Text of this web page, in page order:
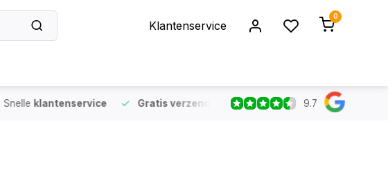
Klantenservice
0
Snelleklantenservice Gratis verzending vanaf €75 (NL & BE) Voor
9.7